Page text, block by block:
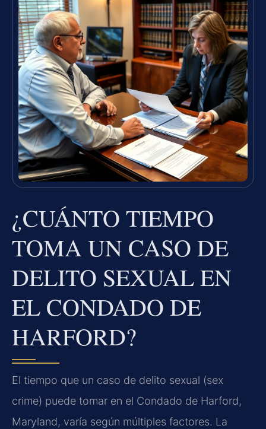
¿CUÁNTO TIEMPO
TOMA UN CASO DE
DELITO SEXUAL EN
EL CONDADO DE
HARFORD?
El tiempo que un caso de delito sexual (sex
crime) puede tomar en el Condado de Harford,
Maryland, varía según múltiples factores. La